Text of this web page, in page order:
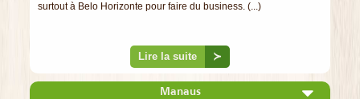
surtout à Belo Horizonte pour faire du business. (...)
Lire la suite ≻
Manaus